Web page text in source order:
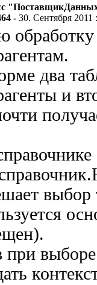
- 30. Сентября 2011
два
и
при